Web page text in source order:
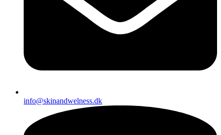
info@skinandwelness.dk